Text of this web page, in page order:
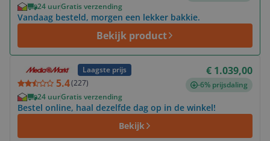
24 uurGratis verzending
Vandaag besteld, morgen een lekker bakkie.
Bekijk product
Laagste prijs
5.4(227)
€ 1.039,00
-6% prijsdaling
24 uurGratis verzending
Bestel online, haal dezelfde dag op in de winkel!
Bekijk